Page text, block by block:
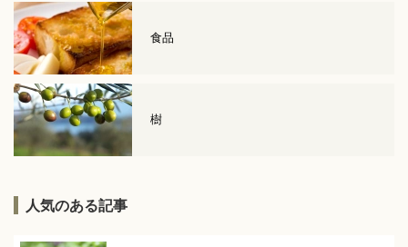
食品
樹
人気のある記事